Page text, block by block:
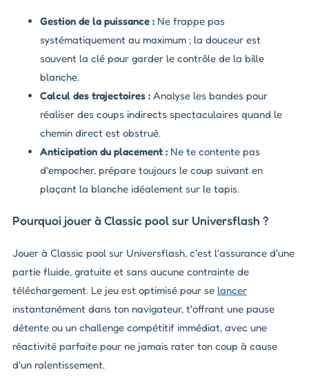
Gestion de la puissance : Ne frappe pas
systématiquement au maximum ; la douceur est
souvent la clé pour garder le contrôle de la bille
blanche.
Calcul des trajectoires : Analyse les bandes pour
réaliser des coups indirects spectaculaires quand le
chemin direct est obstrué.
Anticipation du placement : Ne te contente pas
d'empocher, prépare toujours le coup suivant en
plaçant la blanche idéalement sur le tapis.
Pourquoi jouer à Classic pool sur Universflash ?
Jouer à Classic pool sur Universflash, c'est l'assurance d'une
partie fluide, gratuite et sans aucune contrainte de
téléchargement. Le jeu est optimisé pour se lancer
instantanément dans ton navigateur, t'offrant une pause
détente ou un challenge compétitif immédiat, avec une
réactivité parfaite pour ne jamais rater ton coup à cause
d'un ralentissement.